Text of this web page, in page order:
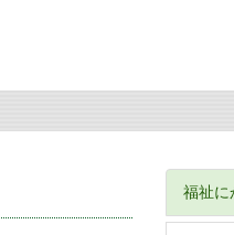
福祉に